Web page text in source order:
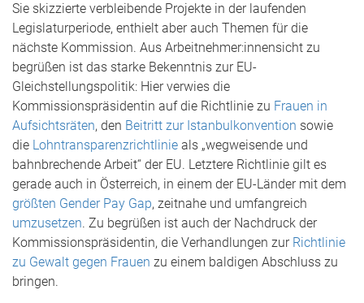
Sie skizzierte verbleibende Projekte in der laufenden
Legislaturperiode, enthielt aber auch Themen für die
nächste Kommission. Aus Arbeitnehmer:innensicht zu
begrüßen ist das starke Bekenntnis zur EU-
Gleichstellungspolitik: Hier verwies die
Kommissionspräsidentin auf die Richtlinie zu Frauen in
Aufsichtsräten, den Beitritt zur Istanbulkonvention sowie
die Lohntransparenzrichtlinie als „wegweisende und
bahnbrechende Arbeit“ der EU. Letztere Richtlinie gilt es
gerade auch in Österreich, in einem der EU-Länder mit dem
größten Gender Pay Gap, zeitnahe und umfangreich
umzusetzen. Zu begrüßen ist auch der Nachdruck der
Kommissionspräsidentin, die Verhandlungen zur Richtlinie
zu Gewalt gegen Frauen zu einem baldigen Abschluss zu
bringen.